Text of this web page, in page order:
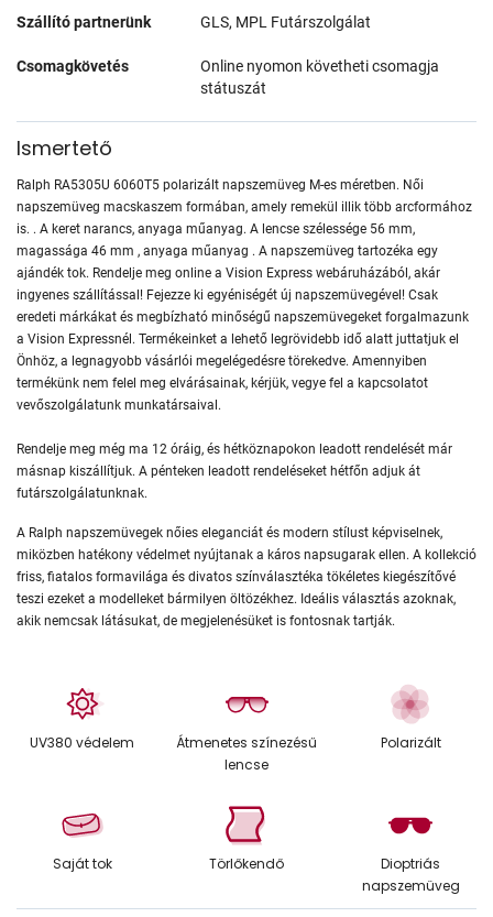
Szállító partnerünk GLS, MPL Futárszolgálat
Csomagkövetés
Online nyomon követheti csomagja
státuszát
Ismertető
Ralph RA5305U 6060T5 polarizált napszemüveg M-es méretben. Női
napszemüveg macskaszem formában, amely remekül illik több arcformához
is. . A keret narancs, anyaga műanyag. A lencse szélessége 56 mm,
magassága 46 mm , anyaga műanyag . A napszemüveg tartozéka egy
ajándék tok. Rendelje meg online a Vision Express webáruházából, akár
ingyenes szállítással! Fejezze ki egyéniségét új napszemüvegével! Csak
eredeti márkákat és megbízható minőségű napszemüvegeket forgalmazunk
a Vision Expressnél. Termékeinket a lehető legrövidebb idő alatt juttatjuk el
Önhöz, a legnagyobb vásárlói megelégedésre törekedve. Amennyiben
termékünk nem felel meg elvárásainak, kérjük, vegye fel a kapcsolatot
vevőszolgálatunk munkatársaival.
Rendelje meg még ma 12 óráig, és hétköznapokon leadott rendelését már
másnap kiszállítjuk. A pénteken leadott rendeléseket hétfőn adjuk át
futárszolgálatunknak.
A Ralph napszemüvegek nőies eleganciát és modern stílust képviselnek,
miközben hatékony védelmet nyújtanak a káros napsugarak ellen. A kollekció
friss, fiatalos formavilága és divatos színválasztéka tökéletes kiegészítővé
teszi ezeket a modelleket bármilyen öltözékhez. Ideális választás azoknak,
akik nemcsak látásukat, de megjelenésüket is fontosnak tartják.
UV380 védelem
Átmenetes színezésű
lencse
Polarizált
Saját tok Törlőkendő
Dioptriás
napszemüveg